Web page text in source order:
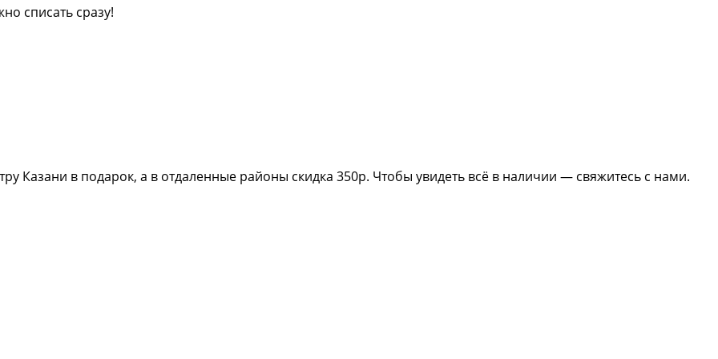
списать сразу!
Казани в подарок, а в отдаленные районы скидка 350р. Чтобы увидеть всё в наличии — свяжитесь с нами.